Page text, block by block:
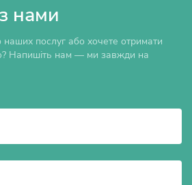
нами
послуг або хочете отримати
Напишіть нам — ми завжди на